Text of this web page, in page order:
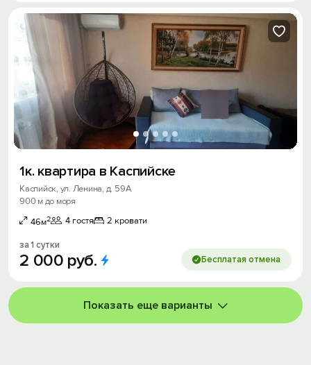
1к. квартира в Каспийске
Каспийск, ул. Ленина, д. 59А
900 м до моря
46м2 4 гостя 2 кровати
за 1 сутки
2 000 руб. Бесплатая отмена
Показать еще варианты